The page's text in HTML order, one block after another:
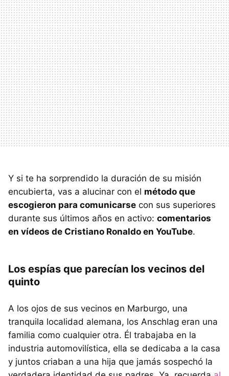
Y si te ha sorprendido la duración de su misión
encubierta, vas a alucinar con el método que
escogieron para comunicarse con sus superiores
durante sus últimos años en activo: comentarios
en vídeos de Cristiano Ronaldo en YouTube.
Los espías que parecían los vecinos del
quinto
A los ojos de sus vecinos en Marburgo, una
tranquila localidad alemana, los Anschlag eran una
familia como cualquier otra. Él trabajaba en la
industria automovilística, ella se dedicaba a la casa
y juntos criaban a una hija que jamás sospechó la